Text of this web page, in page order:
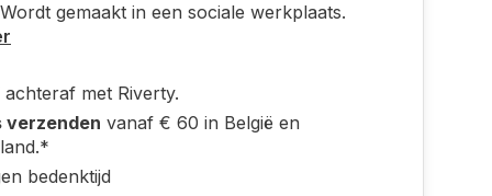
gemaakt in een sociale werkplaats.
achteraf met Riverty.
verzenden vanaf € 60 in België en
bedenktijd